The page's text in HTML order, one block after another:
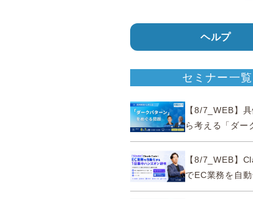
ヘルプ
セミナー一覧
【8/7_WEB】
ら考える「ダー
ン」をめぐる問
広告研究所×通販
ECMO】
【8/7_WEB】
でEC業務を自動
集中ハンズオン